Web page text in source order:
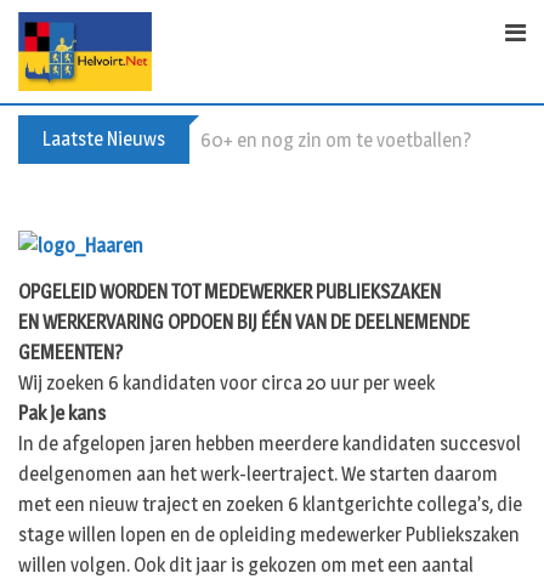
p
Laatste Nieuws 60+ en nog zin om te voetballen? Kom
OPGELEID WORDEN TOT MEDEWERKER PUBLIEKSZAKEN
EN WERKERVARING OPDOEN BIJ ÉÉN VAN DE DEELNEMENDE
GEMEENTEN?
Wij zoeken 6 kandidaten voor circa 20 uur per week
Pak je kans
In de afgelopen jaren hebben meerdere kandidaten succesvol
deelgenomen aan het werk-leertraject. We starten daarom
met een nieuw traject en zoeken 6 klantgerichte collega’s, die
stage willen lopen en de opleiding medewerker Publiekszaken
willen volgen. Ook dit jaar is gekozen om met een aantal